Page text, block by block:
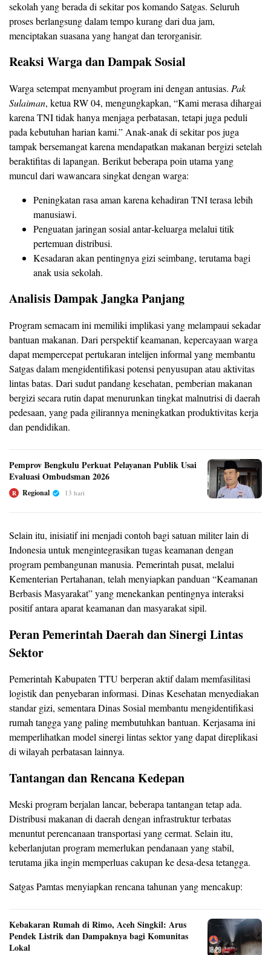
sekolah yang berada di sekitar pos komando Satgas. Seluruh
proses berlangsung dalam tempo kurang dari dua jam,
menciptakan suasana yang hangat dan terorganisir.
Reaksi Warga dan Dampak Sosial
Warga setempat menyambut program ini dengan antusias. Pak
Sulaiman, ketua RW 04, mengungkapkan, “Kami merasa dihargai
karena TNI tidak hanya menjaga perbatasan, tetapi juga peduli
pada kebutuhan harian kami.” Anak‑anak di sekitar pos juga
tampak bersemangat karena mendapatkan makanan bergizi setelah
beraktifitas di lapangan. Berikut beberapa poin utama yang
muncul dari wawancara singkat dengan warga:
Peningkatan rasa aman karena kehadiran TNI terasa lebih
manusiawi.
Penguatan jaringan sosial antar‑keluarga melalui titik
pertemuan distribusi.
Kesadaran akan pentingnya gizi seimbang, terutama bagi
anak usia sekolah.
Analisis Dampak Jangka Panjang
Program semacam ini memiliki implikasi yang melampaui sekadar
bantuan makanan. Dari perspektif keamanan, kepercayaan warga
dapat mempercepat pertukaran intelijen informal yang membantu
Satgas dalam mengidentifikasi potensi penyusupan atau aktivitas
lintas batas. Dari sudut pandang kesehatan, pemberian makanan
bergizi secara rutin dapat menurunkan tingkat malnutrisi di daerah
pedesaan, yang pada gilirannya meningkatkan produktivitas kerja
dan pendidikan.
Pemprov Bengkulu Perkuat Pelayanan Publik Usai
Evaluasi Ombudsman 2026
R Regional 13 hari
Selain itu, inisiatif ini menjadi contoh bagi satuan militer lain di
Indonesia untuk mengintegrasikan tugas keamanan dengan
program pembangunan manusia. Pemerintah pusat, melalui
Kementerian Pertahanan, telah menyiapkan panduan “Keamanan
Berbasis Masyarakat” yang menekankan pentingnya interaksi
positif antara aparat keamanan dan masyarakat sipil.
Peran Pemerintah Daerah dan Sinergi Lintas
Sektor
Pemerintah Kabupaten TTU berperan aktif dalam memfasilitasi
logistik dan penyebaran informasi. Dinas Kesehatan menyediakan
standar gizi, sementara Dinas Sosial membantu mengidentifikasi
rumah tangga yang paling membutuhkan bantuan. Kerjasama ini
memperlihatkan model sinergi lintas sektor yang dapat direplikasi
di wilayah perbatasan lainnya.
Tantangan dan Rencana Kedepan
Meski program berjalan lancar, beberapa tantangan tetap ada.
Distribusi makanan di daerah dengan infrastruktur terbatas
menuntut perencanaan transportasi yang cermat. Selain itu,
keberlanjutan program memerlukan pendanaan yang stabil,
terutama jika ingin memperluas cakupan ke desa‑desa tetangga.
Satgas Pamtas menyiapkan rencana tahunan yang mencakup:
Kebakaran Rumah di Rimo, Aceh Singkil: Arus
Pendek Listrik dan Dampaknya bagi Komunitas
Lokal